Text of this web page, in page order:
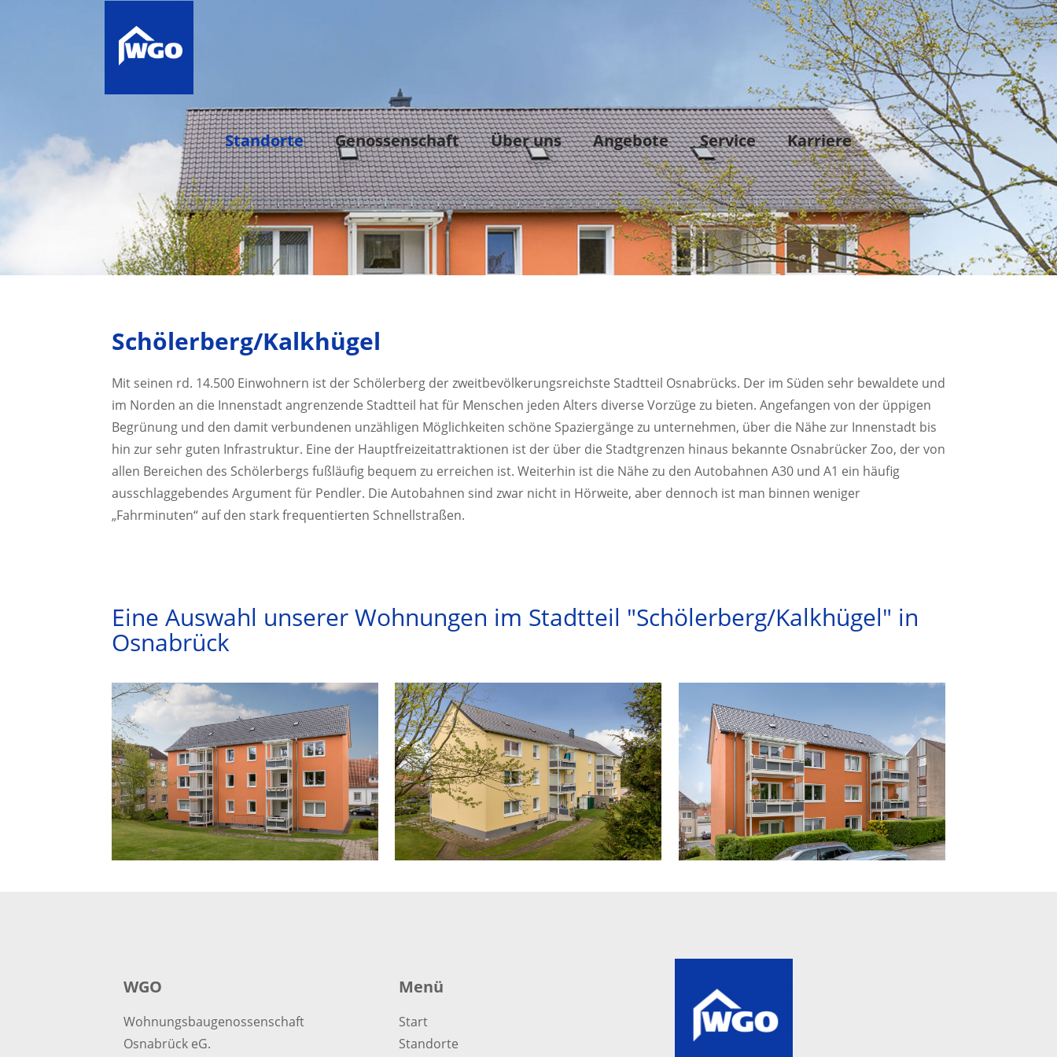
Standorte Genossenschaft Über uns Angebote Service Karriere
Schölerberg/Kalkhügel
Mit seinen rd. 14.500 Einwohnern ist der Schölerberg der zweitbevölkerungsreichste Stadtteil Osnabrücks. Der im Süden sehr bewaldete und
im Norden an die Innenstadt angrenzende Stadtteil hat für Menschen jeden Alters diverse Vorzüge zu bieten. Angefangen von der üppigen
Begrünung und den damit verbundenen unzähligen Möglichkeiten schöne Spaziergänge zu unternehmen, über die Nähe zur Innenstadt bis
hin zur sehr guten Infrastruktur. Eine der Hauptfreizeitattraktionen ist der über die Stadtgrenzen hinaus bekannte Osnabrücker Zoo, der von
allen Bereichen des Schölerbergs fußläufig bequem zu erreichen ist. Weiterhin ist die Nähe zu den Autobahnen A30 und A1 ein häufig
ausschlaggebendes Argument für Pendler. Die Autobahnen sind zwar nicht in Hörweite, aber dennoch ist man binnen weniger
„Fahrminuten“ auf den stark frequentierten Schnellstraßen.
Eine Auswahl unserer Wohnungen im Stadtteil "Schölerberg/Kalkhügel" in
Osnabrück
WGO
Wohnungsbaugenossenschaft
Osnabrück eG.
Menü
Start
Standorte